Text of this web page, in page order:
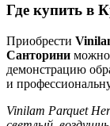
Где купить в
Приобрести
Санторини можно
демонстрацию
и
Vinilam Parquet